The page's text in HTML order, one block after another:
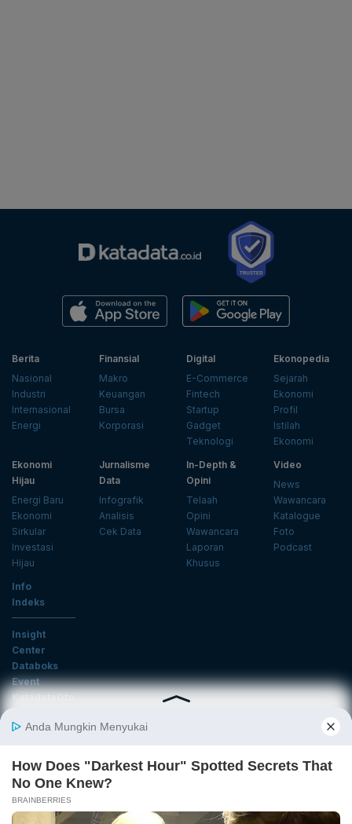
Berita
Nasional
Industri
Internasional
Energi
Finansial
Makro
Keuangan
Bursa
Korporasi
Digital
E-Commerce
Fintech
Startup
Gadget
Teknologi
Ekonopedia
Sejarah
Ekonomi
Profil
Istilah
Ekonomi
Ekonomi
Hijau
Energi Baru
Ekonomi
Sirkular
Investasi
Hijau
Jurnalisme
Data
Infografik
Analisis
Cek Data
In-Depth &
Opini
Telaah
Opini
Wawancara
Laporan
Khusus
Video
News
Wawancara
Katalogue
Foto
Podcast
Info
Indeks
Insight
Center
Databoks
Event
KatadataOto
Email
Daftar